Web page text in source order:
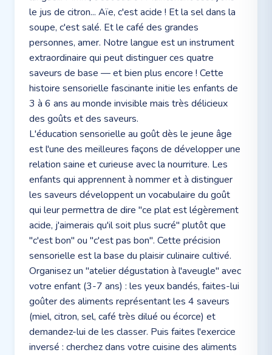
le jus de citron... Aïe, c'est acide ! Et la sel dans la
soupe, c'est salé. Et le café des grandes
personnes, amer. Notre langue est un instrument
extraordinaire qui peut distinguer ces quatre
saveurs de base — et bien plus encore ! Cette
histoire sensorielle fascinante initie les enfants de
3 à 6 ans au monde invisible mais très délicieux
des goûts et des saveurs.
L'éducation sensorielle au goût dès le jeune âge
est l'une des meilleures façons de développer une
relation saine et curieuse avec la nourriture. Les
enfants qui apprennent à nommer et à distinguer
les saveurs développent un vocabulaire du goût
qui leur permettra de dire "ce plat est légèrement
acide, j'aimerais qu'il soit plus sucré" plutôt que
"c'est bon" ou "c'est pas bon". Cette précision
sensorielle est la base du plaisir culinaire cultivé.
Organisez un "atelier dégustation à l'aveugle" avec
votre enfant (3-7 ans) : les yeux bandés, faites-lui
goûter des aliments représentant les 4 saveurs
(miel, citron, sel, café très dilué ou écorce) et
demandez-lui de les classer. Puis faites l'exercice
inversé : cherchez dans votre cuisine des aliments